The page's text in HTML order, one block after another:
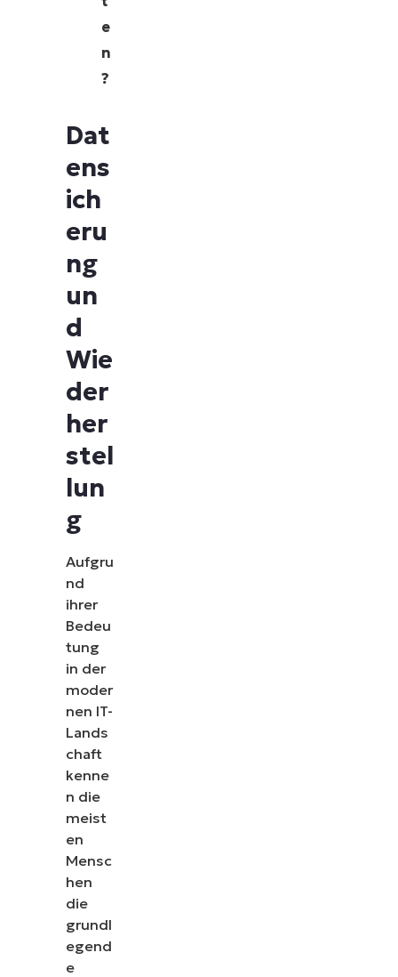
e
n
?
Dat
ens
ich
eru
ng
un
d
Wie
der
her
stel
lun
g
Aufgru
nd
ihrer
Bedeu
tung
in der
moder
nen IT-
Lands
chaft
kenne
n die
meist
en
Mensc
hen
die
grundl
egend
e